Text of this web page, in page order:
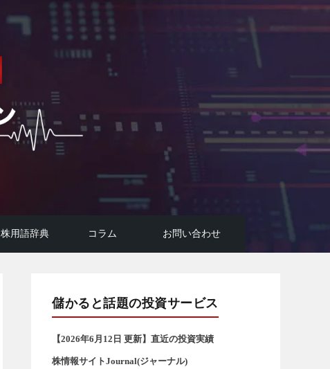
株用語辞典 コラム お問い合わせ
儲かると話題の投資サービス
【2026年6 月12 日 更新】直近の投資実績
株情報サイトJournal(ジャーナル)